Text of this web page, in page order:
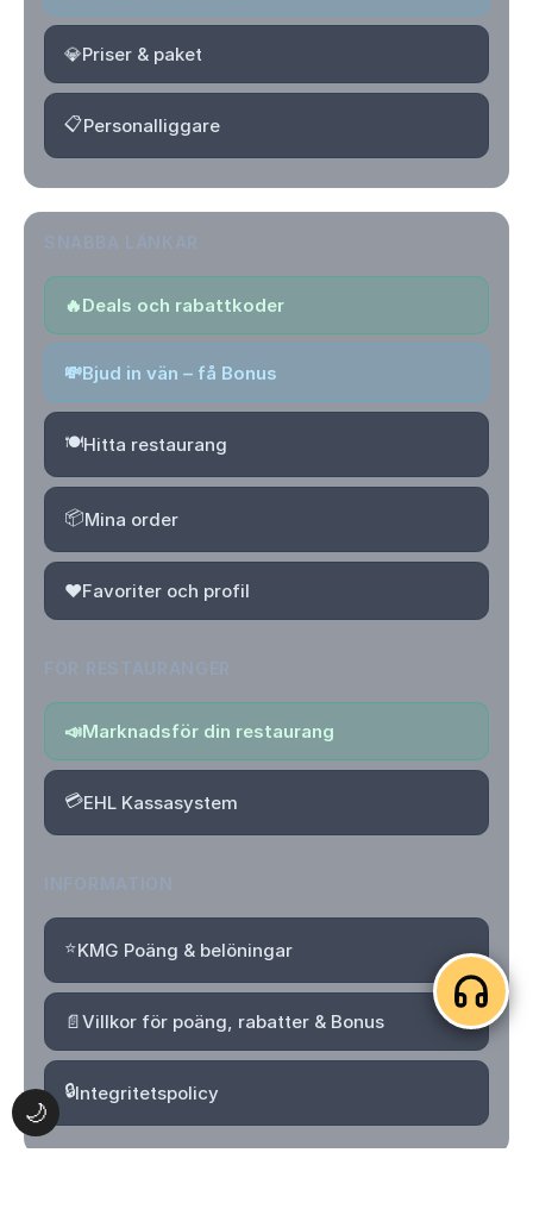
🌙
💎Priser & paket
📋Personalliggare
🔥Deals och rabattkoder
💸Bjud in vän – få Bonus
🍽️Hitta restaurang
📦Mina order
❤️Favoriter och profil
📣Marknadsför din restaurang
💳EHL Kassasystem
⭐KMG Poäng & belöningar
📄Villkor för poäng, rabatter & Bonus
🔒Integritetspolicy